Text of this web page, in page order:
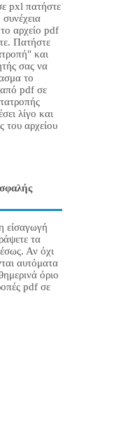
pxl πατήστε
το αρχείο pdf
Πατήστε
και
σας να
το
από pdf σε
λίγο και
του αρχείου
είσαγωγή
τα
Αν όχι
αυτόματα
όριο
pdf σε